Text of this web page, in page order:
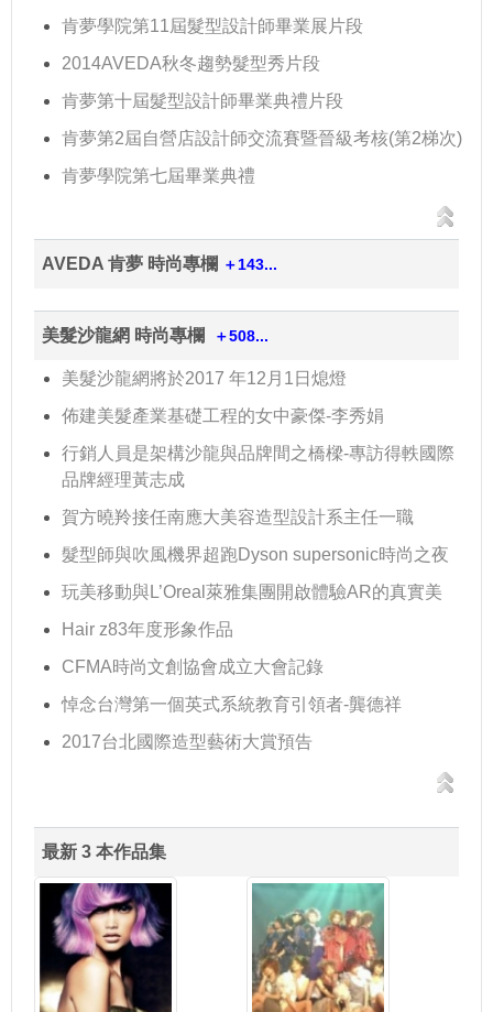
肯夢學院第11屆髮型設計師畢業展片段
2014AVEDA秋冬趨勢髮型秀片段
肯夢第十屆髮型設計師畢業典禮片段
肯夢第2屆自營店設計師交流賽暨晉級考核(第2梯次)
肯夢學院第七屆畢業典禮
AVEDA 肯夢 時尚專欄 ＋143...
美髮沙龍網 時尚專欄 ＋508...
美髮沙龍網將於2017 年12月1日熄燈
佈建美髮產業基礎工程的女中豪傑-李秀娟
行銷人員是架構沙龍與品牌間之橋樑-專訪得軼國際
品牌經理黃志成
賀方曉羚接任南應大美容造型設計系主任一職
髮型師與吹風機界超跑Dyson supersonic時尚之夜
玩美移動與L’Oreal萊雅集團開啟體驗AR的真實美
Hair z83年度形象作品
CFMA時尚文創協會成立大會記錄
悼念台灣第一個英式系統教育引領者-龔德祥
2017台北國際造型藝術大賞預告
最新 3 本作品集